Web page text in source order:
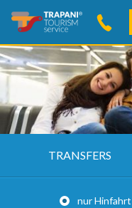
TRANSFERS
nur Hinfahrt